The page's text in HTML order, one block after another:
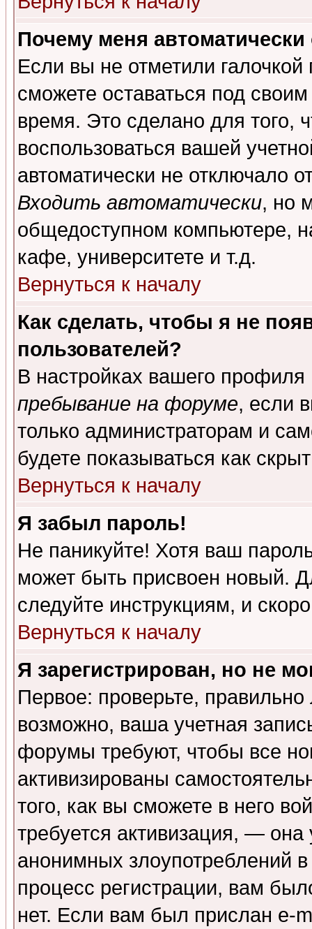
Почему меня автоматически
Если вы не отметили галочкой
сможете оставаться под
время. Это сделано для того,
воспользоваться вашей
автоматически не отключало
Входить автоматически, но
общедоступном компьютере,
кафе, университете и т.д.
Вернуться к началу
Как сделать, чтобы я не
пользователей?
В настройках вашего
пребывание на форуме, если
только администраторам и
будете показываться как
Вернуться к началу
Я забыл пароль!
Не паникуйте! Хотя ваш
может быть присвоен новый.
следуйте инструкциям, и
Вернуться к началу
Я зарегистрирован, но не
Первое: проверьте,
возможно, ваша учетная
форумы требуют, чтобы все
активизированы
того, как вы сможете в него
требуется активизация, —
анонимных злоупотреблений
процесс регистрации, вам
нет. Если вам был прислан e-